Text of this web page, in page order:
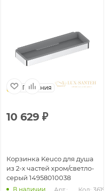
Германия
10 629 ₽
Корзинка Keuco для душа
из 2-х частей хром/светло-
серый 14958010038
В наличии